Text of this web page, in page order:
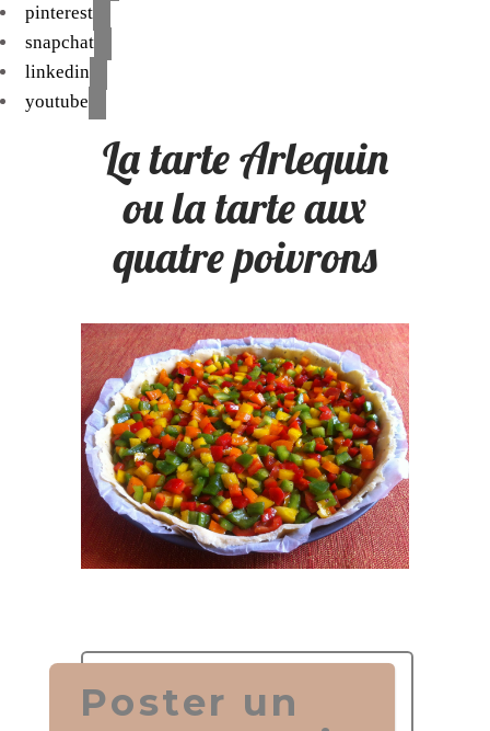
pinterest
snapchat
linkedin
youtube
La tarte Arlequin
ou la tarte aux
quatre poivrons
Poster un